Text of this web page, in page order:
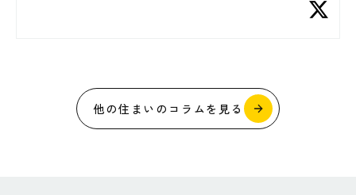
他の住まいのコラムを見る